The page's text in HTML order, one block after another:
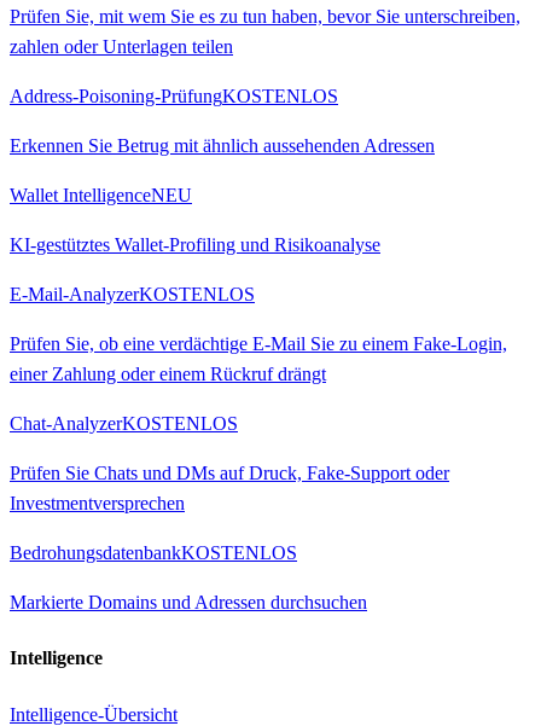
Prüfen Sie, mit wem Sie es zu tun haben, bevor Sie unterschreiben,
zahlen oder Unterlagen teilen
Address-Poisoning-PrüfungKOSTENLOS
Erkennen Sie Betrug mit ähnlich aussehenden Adressen
Wallet IntelligenceNEU
KI-gestütztes Wallet-Profiling und Risikoanalyse
E-Mail-AnalyzerKOSTENLOS
Prüfen Sie, ob eine verdächtige E-Mail Sie zu einem Fake-Login,
einer Zahlung oder einem Rückruf drängt
Chat-AnalyzerKOSTENLOS
Prüfen Sie Chats und DMs auf Druck, Fake-Support oder
Investmentversprechen
BedrohungsdatenbankKOSTENLOS
Markierte Domains und Adressen durchsuchen
Intelligence
Intelligence-Übersicht